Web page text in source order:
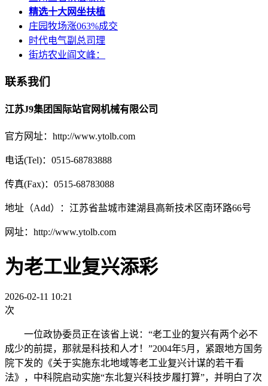
精选十大网坐扶植
庄园牧场涨063%成交
时代电气副总司理
街坊农业阎文峰：
联系我们
江苏J9集团国际站官网机械有限公司
官方网址：http://www.ytolb.com
电话(Tel)：0515-68783888
传真(Fax)：0515-68783088
地址（Add）：江苏省盐城市建湖县高新技术区南环路66号
网址：http://www.ytolb.com
为老工业复兴添彩
2026-02-11 10:21
次
一位政协委员正在该省上说：“老工业的复兴有两个必不
成少的前提，那就是科技和人才！”2004年5月，紧跟地方国务
院下发的《关于实施东北地域等老工业复兴计谋的若干看
法》，中科院启动实施“东北复兴科技步履打算”，并明白了次